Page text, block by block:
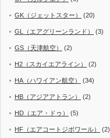
GK（ジェットスター） (20)
GL（エアグリーンランド） (3)
GS（天津航空） (2)
H2（スカイエアライン） (2)
HA（ハワイアン航空） (34)
HB（アジアアトラン） (2)
HD（エア・ドゥ） (5)
HF（エアコートジボワール） (2)